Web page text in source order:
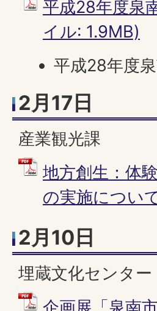
平成28年度泉
イル: 1.9MB)
平成28年度
2月17日
産業観光課
地方創生：体
の実施につい
2月10日
埋蔵文化センター